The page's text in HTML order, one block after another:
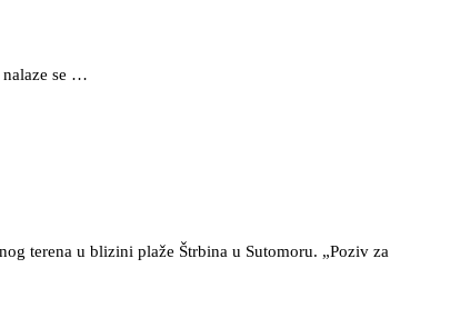
nalaze se …
terena u blizini plaže Štrbina u Sutomoru. „Poziv za